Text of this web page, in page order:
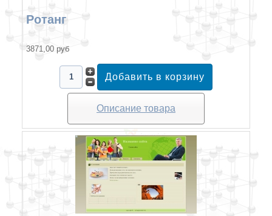
Ротанг
3871,00 руб
Описание товара